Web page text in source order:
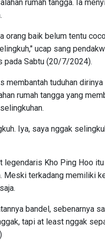
rumah tangga. Ia
orang baik belum tentu
ucap sang
pada Sabtu (20/7/2024).
membantah tuduhan
rumah tangga yang
Iya, saya nggak
legendaris Kho Ping Hoo
Meski terkadang memiliki
bandel, sebenarnya
tapi at least nggak